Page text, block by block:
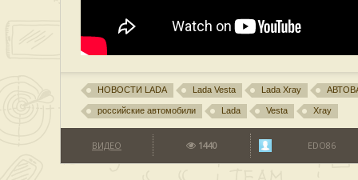
НОВОСТИ LADA Lada Vesta Lada Xray
российские автомобили Lada Vesta Xray
ВИДЕО 1440 EDO86